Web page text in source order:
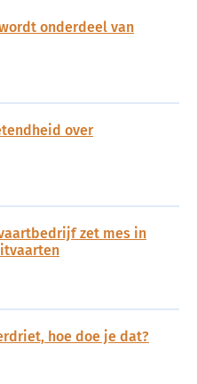
onderdeel van
over
zet mes in
hoe doe je dat?